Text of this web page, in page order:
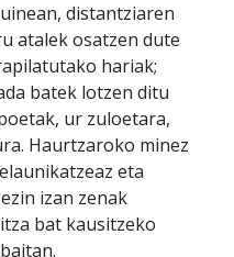
distantziaren
atalek osatzen dute
hariak;
batek lotzen ditu
ur zuloetara,
Haurtzaroko minez
eta
izan zenak
bat kausitzeko